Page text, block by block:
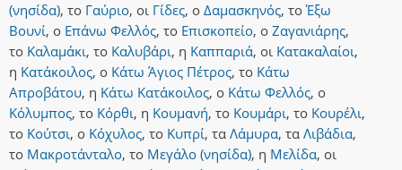
(νησίδα), το Γαύριο, οι Γίδες, ο Δαμασκηνός, το Έξω
Βουνί, ο Επάνω Φελλός, το Επισκοπείο, ο Ζαγανιάρης,
το Καλαμάκι, το Καλυβάρι, η Καππαριά, οι Κατακαλαίοι,
η Κατάκοιλος, ο Κάτω Άγιος Πέτρος, το Κάτω
Απροβάτου, η Κάτω Κατάκοιλος, ο Κάτω Φελλός, ο
Κόλυμπος, το Κόρθι, η Κουμανή, το Κουμάρι, το Κουρέλι,
το Κούτσι, ο Κόχυλος, το Κυπρί, τα Λάμυρα, τα Λιβάδια,
το Μακροτάνταλο, το Μεγάλο (νησίδα), η Μελίδα, οι